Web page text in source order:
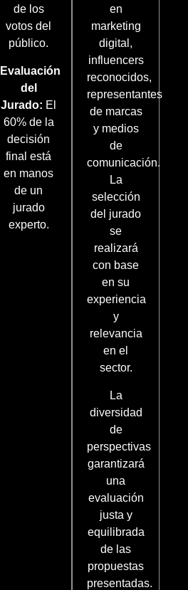
de los
votos del
público.
Evaluación
del
Jurado: El
60% de la
decisión
final está
en manos
de un
jurado
experto.
en
marketing
digital,
influencers
reconocidos,
representantes
de marcas
y medios
de
comunicación.
La
selección
del jurado
se
realizará
con base
en su
experiencia
y
relevancia
en el
sector.
La
diversidad
de
perspectivas
garantizará
una
evaluación
justa y
equilibrada
de las
propuestas
presentadas.